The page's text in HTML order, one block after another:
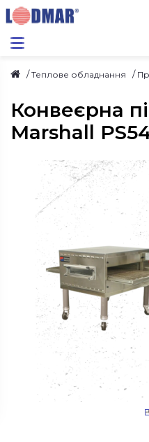
Теплове обладнання
Конвеєрна
Marshall